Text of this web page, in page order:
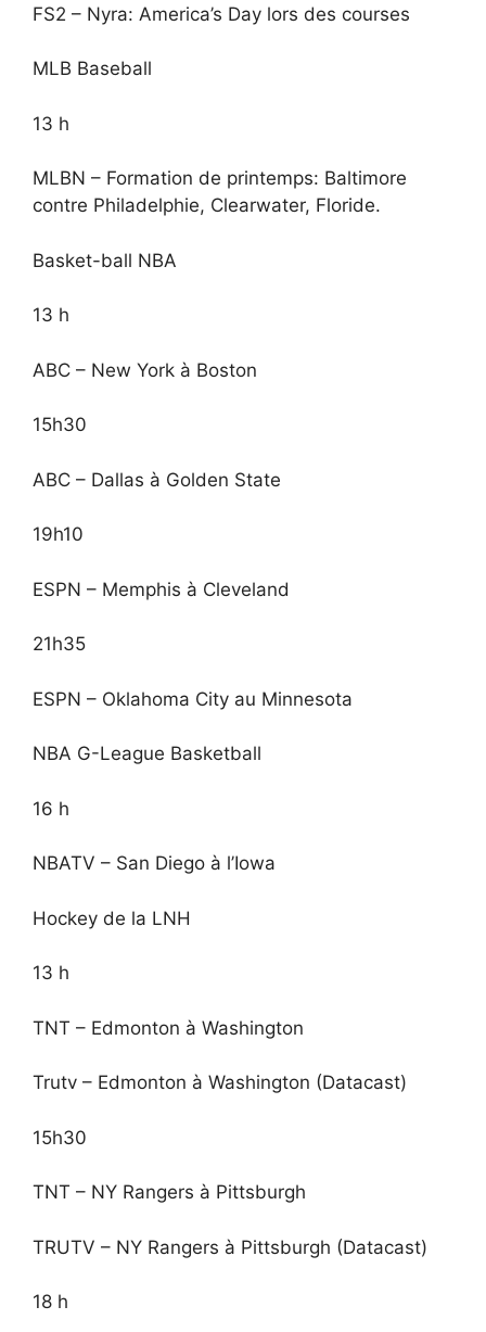
FS2 – Nyra: America’s Day lors des courses
MLB Baseball
13 h
MLBN – Formation de printemps: Baltimore
contre Philadelphie, Clearwater, Floride.
Basket-ball NBA
13 h
ABC – New York à Boston
15h30
ABC – Dallas à Golden State
19h10
ESPN – Memphis à Cleveland
21h35
ESPN – Oklahoma City au Minnesota
NBA G-League Basketball
16 h
NBATV – San Diego à l’Iowa
Hockey de la LNH
13 h
TNT – Edmonton à Washington
Trutv – Edmonton à Washington (Datacast)
15h30
TNT – NY Rangers à Pittsburgh
TRUTV – NY Rangers à Pittsburgh (Datacast)
18 h